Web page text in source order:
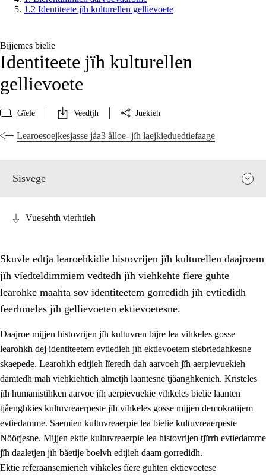
1.2 Identiteete jïh kulturellen gellievoete
Bijjemes bielie
Identiteete jïh kulturellen
gellievoete
Gïele Veedtjh Juekieh
Learoesoejkesjasse jåa3 ålloe- jïh laejkieduedtiefaage
Sisvege
Lïerehtimmien aarvoevåarome
1.1 Almetjeaarvoe
Identiteete jïh kulturellen gellievoete
1.3 Laejhtehks ussjedimmie jïh etihkeles vuajnoe
goerehtimmievæljoe
1.5 Eatnemem krööhkestidh jïh byjresegoerkesevoete
Vuesehth vierhtieh
Skuvle edtja learoehkidie histovrijen jïh kulturellen daajroem
jïh vïedteldimmiem vedtedh jïh viehkehte fïere guhte
learohke maahta sov identiteetem gorredidh jïh evtiedidh
feerhmeles jïh gellievoeten ektievoetesne.
Daajroe mijjen histovrijen jïh kultuvren bïjre lea vihkeles gosse
learohkh dej identiteetem evtiedieh jïh ektievoetem siebriedahkesne
skaepede. Learohkh edtjieh lïeredh dah aarvoeh jïh aerpievuekieh
damtedh mah viehkiehtieh almetjh laantesne tjåanghkenieh. Kristeles
jïh humanistihken aarvoe jïh aerpievuekie vihkeles bielie laanten
tjåenghkies kultuvreaerpeste jïh vihkeles gosse mijjen demokratijem
evtiedamme. Saemien kultuvreaerpie lea bielie kultuvreaerpeste
Nöörjesne. Mijjen ektie kultuvreaerpie lea histovrijen tjïrrh evtiedamme
jïh daaletjen jïh båetije boelvh edtjieh daam gorredidh.
Ektie referaansemierieh vihkeles fïere guhten ektievoetese